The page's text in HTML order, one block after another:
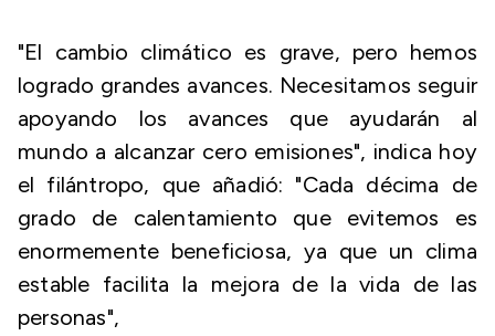
"El cambio climático es grave, pero hemos
logrado grandes avances. Necesitamos seguir
apoyando los avances que ayudarán al
mundo a alcanzar cero emisiones", indica hoy
el filántropo, que añadió: "Cada décima de
grado de calentamiento que evitemos es
enormemente beneficiosa, ya que un clima
estable facilita la mejora de la vida de las
personas",